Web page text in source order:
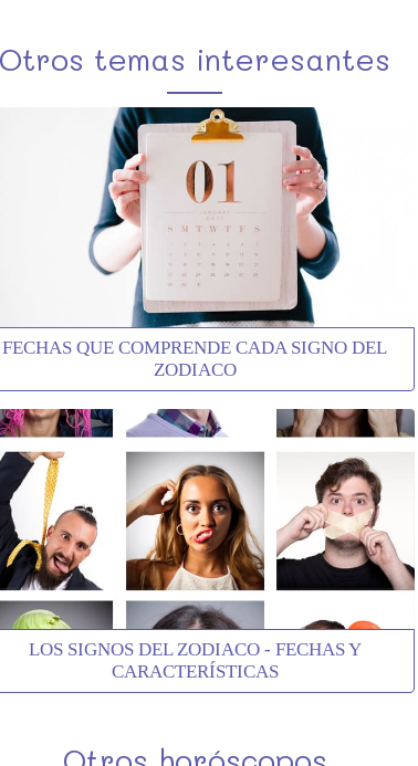
Otros temas interesantes
FECHAS QUE COMPRENDE CADA SIGNO DEL
ZODIACO
LOS SIGNOS DEL ZODIACO - FECHAS Y
CARACTERÍSTICAS